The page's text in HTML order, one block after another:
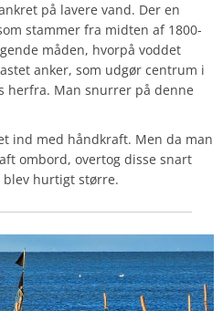
på lavere vand. Der en
stammer fra midten af 1800-
måden, hvorpå voddet
anker, som udgør centrum i
herfra. Man snurrer på denne
ind med håndkraft. Men da man
ombord, overtog disse snart
hurtigt større.